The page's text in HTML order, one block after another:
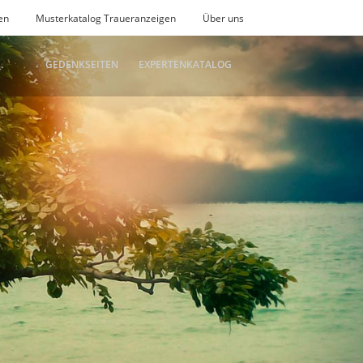
Musterkatalog Traueranzeigen Über uns
GEDENKSEITEN EXPERTENKATALOG